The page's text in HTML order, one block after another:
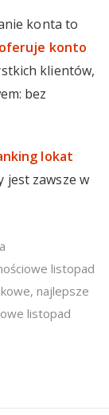
konta to
oferuje konto
klientów,
bez
lokat
jest zawsze w
listopad
, najlepsze
listopad